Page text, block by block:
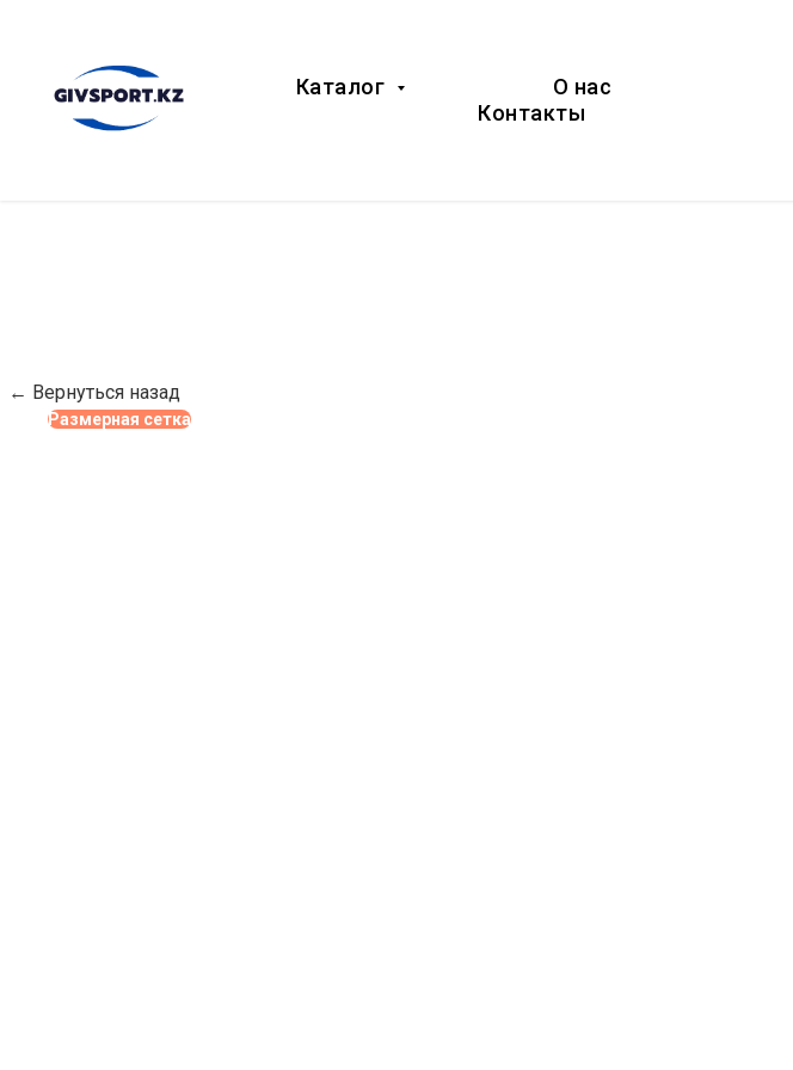
Каталог
О нас
Контакты
← Вернуться назад
Размерная сетка